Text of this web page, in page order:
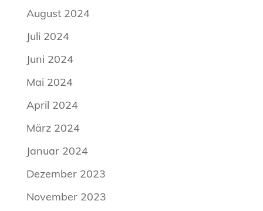
August 2024
Juli 2024
Juni 2024
Mai 2024
April 2024
März 2024
Januar 2024
Dezember 2023
November 2023